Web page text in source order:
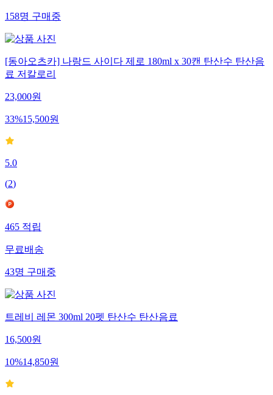
158명 구매중
[동아오츠카] 나랑드 사이다 제로 180ml x 30캔 탄산수 탄산음
료 저칼로리
23,000원
33%15,500원
5.0
(2)
465 적립
무료배송
43명 구매중
트레비 레몬 300ml 20펫 탄산수 탄산음료
16,500원
10%14,850원